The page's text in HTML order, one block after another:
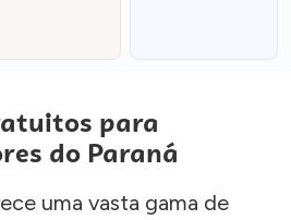
para
do Paraná
uma vasta gama de